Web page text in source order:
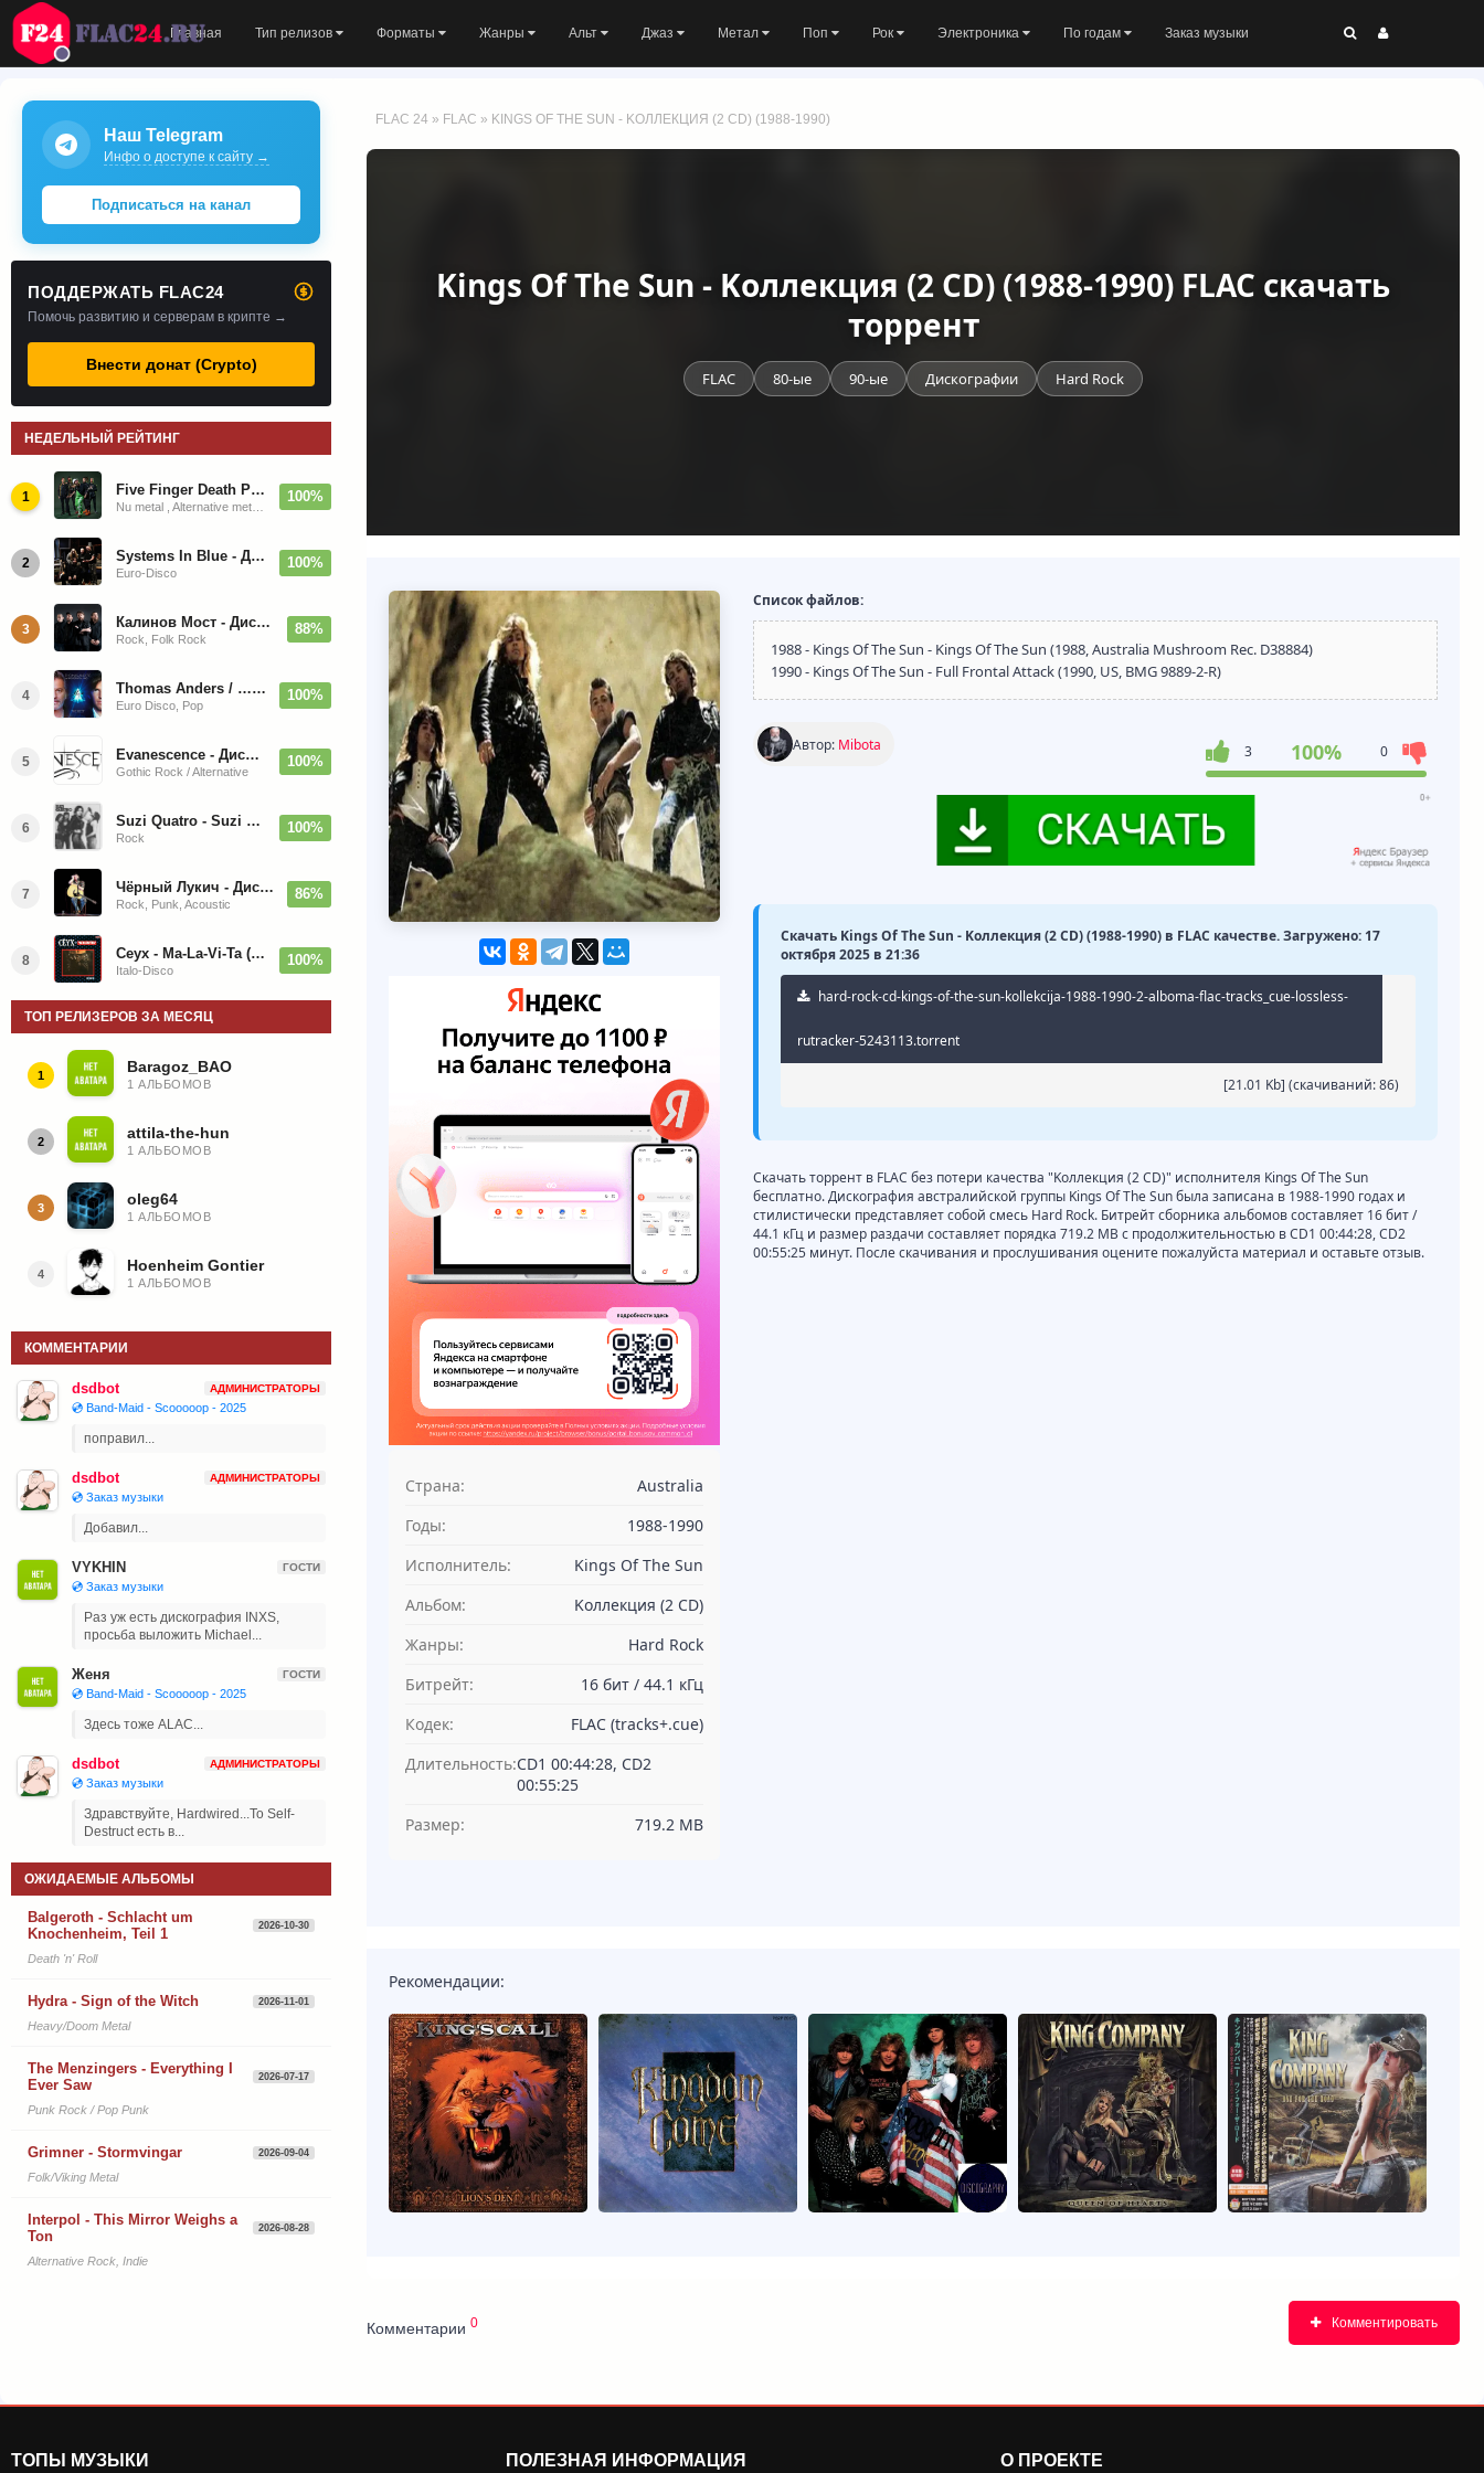
Главная Тип релизов Форматы Жанры Альт Джаз Метал Поп Рок Электроника По годам Заказ музыки
FLAC 24 » FLAC » KINGS OF THE SUN - KОЛЛЕКЦИЯ (2 CD) (1988-1990)
Kings Of The Sun - Kоллекция (2 CD) (1988-1990) FLAC скачать
торрент
FLAC 80-ые 90-ые Дискографии Hard Rock
Страна:
Australia
Годы:
1988-1990
Исполнитель:
Kings Of The Sun
Альбом:
Kоллекция (2 CD)
Жанры:
Hard Rock
Битрейт:
16 бит / 44.1 кГц
Кодек:
FLAC (tracks+.cue)
Длительность:CD1 00:44:28, CD2
00:55:25
Размер:
719.2 MB
Список файлов:
1988 - Kings Of The Sun - Kings Of The Sun (1988, Australia Mushroom Rec. D38884)
1990 - Kings Of The Sun - Full Frontal Attack (1990, US, BMG 9889-2-R)
Автор: Mibota 3 100% 0
Скачать Kings Of The Sun - Kоллекция (2 CD) (1988-1990) в FLAC качестве. Загружено: 17
октября 2025 в 21:36
hard-rock-cd-kings-of-the-sun-kollekcija-1988-1990-2-alboma-flac-tracks_cue-lossless-
rutracker-5243113.torrent
[21.01 Kb] (cкачиваний: 86)
Скачать торрент в FLAC без потери качества "Kоллекция (2 CD)" исполнителя Kings Of The Sun
бесплатно. Дискография австралийской группы Kings Of The Sun была записана в 1988-1990 годах и
стилистически представляет собой смесь Hard Rock. Битрейт сборника альбомов составляет 16 бит /
44.1 кГц и размер раздачи составляет порядка 719.2 MB с продолжительностью в CD1 00:44:28, CD2
00:55:25 минут. После скачивания и прослушивания оцените пожалуйста материал и оставьте отзыв.
Рекомендации:
Комментарии 0 Комментировать
Наш Telegram
Инфо о доступе к сайту →
Подписаться на канал
ПОДДЕРЖАТЬ FLAC24
Помочь развитию и серверам в крипте →
Внести донат (Crypto)
НЕДЕЛЬНЫЙ РЕЙТИНГ
1 Five Finger Death Punch - Дискография (2008-2026) 100%
2 Systems In Blue - Дискография (2020-2026)
Euro-Disco
100%
3 Калинов Мост - Дискография (1986-2026)
Rock, Folk Rock
88%
4 Thomas Anders / … Sings Modern Talking: The Best hi-res
Euro Disco, Pop
100%
5 Evanescence - Дискография (1998-2026)
Gothic Rock / Alternative
100%
6 Suzi Quatro - Suzi Quatro (Bonus Tracks, Remaster) 1973/2022
Rock
100%
7 Чёрный Лукич - Дискография (1987-2014)
Rock, Punk, Acoustic
86%
8 Ceyx - Ma-La-Vi-Ta (12'' Maxi-Single)
Italo-Disco
100%
ТОП РЕЛИЗЕРОВ ЗА МЕСЯЦ
1 Baragoz_BAO
1 АЛЬБОМОВ
2 attila-the-hun
1 АЛЬБОМОВ
3 oleg64
1 АЛЬБОМОВ
4 Hoenheim Gontier
1 АЛЬБОМОВ
КОММЕНТАРИИ
dsdbot АДМИНИСТРАТОРЫ
💿 Band-Maid - Scooooop - 2025
поправил...
dsdbot АДМИНИСТРАТОРЫ
💿 Заказ музыки
Добавил...
VYKHIN ГОСТИ
💿 Заказ музыки
Раз уж есть дискография INXS,
просьба выложить Michael...
Женя ГОСТИ
💿 Band-Maid - Scooooop - 2025
Здесь тоже ALAC...
dsdbot АДМИНИСТРАТОРЫ
💿 Заказ музыки
Здравствуйте, Hardwired...To Self-
Destruct есть в...
ОЖИДАЕМЫЕ АЛЬБОМЫ
Balgeroth - Schlacht um
Knochenheim, Teil 1
2026-10-30
Death 'n' Roll
Hydra - Sign of the Witch 2026-11-01
Heavy/Doom Metal
The Menzingers - Everything I
Ever Saw
2026-07-17
Punk Rock / Pop Punk
Grimner - Stormvingar 2026-09-04
Folk/Viking Metal
Interpol - This Mirror Weighs a
Ton
2026-08-28
Alternative Rock, Indie
ТОПЫ МУЗЫКИ ПОЛЕЗНАЯ ИНФОРМАЦИЯ О ПРОЕКТЕ